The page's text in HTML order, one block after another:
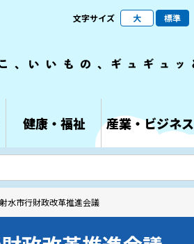
文字サイズ 大 標準
健康・福祉 産業・ビジネス
水市行財政改革推進会議